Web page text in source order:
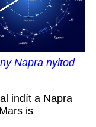
Napra nyitod
indít a Napra
is